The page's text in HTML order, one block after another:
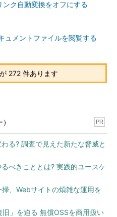
ク自動変換をオフにする
ュメントファイルを閲覧する
272 件あります
PR
る? 調査で見えた新たな脅威と
べきこととは? 実践的ユースケ
、Webサイトの煩雑な運用を
」を迫る 無償OSSを商用扱い